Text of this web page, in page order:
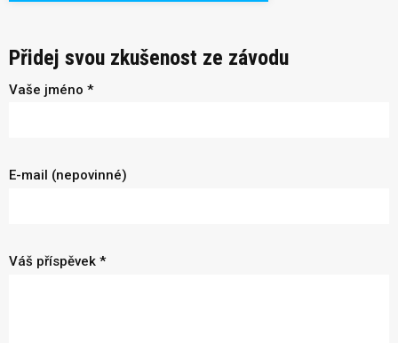
Přidej svou zkušenost ze závodu
Vaše jméno *
E-mail (nepovinné)
Váš příspěvek *